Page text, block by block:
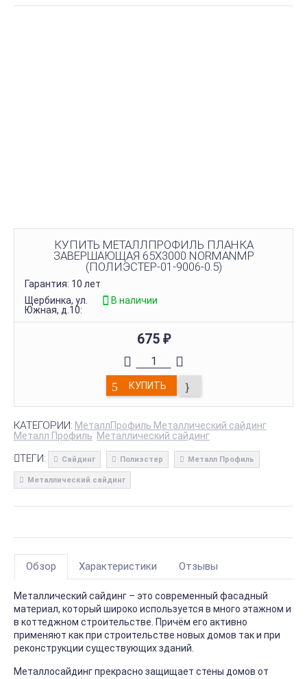
КУПИТЬ МЕТАЛЛПРОФИЛЬ ПЛАНКА
ЗАВЕРШАЮЩАЯ 65Х3000 NORMANMP
(ПОЛИЭСТЕР-01-9006-0.5)
Гарантия: 10 лет
Щербинка, ул.
Южная, д.10:
В наличии
675 ₽
КУПИТЬ
КАТЕГОРИИ: МеталлПрофиль Металлический сайдинг
Металл Профиль Металлический сайдинг
ТЕГИ: Сайдинг Полиэстер Металл Профиль
Металлический сайдинг
Обзор Характеристики Отзывы
Металлический сайдинг – это современный фасадный
материал, который широко используется в много этажном и
в коттеджном строительстве. Причём его активно
применяют как при строительстве новых домов так и при
реконструкции существующих зданий.
Металлосайдинг прекрасно защищает стены домов от